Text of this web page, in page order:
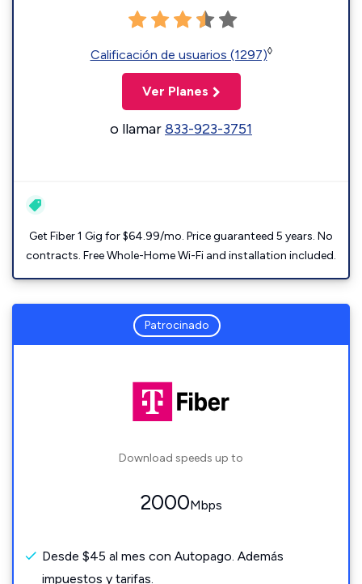
Calificación de usuarios (1297)◊
Ver Planes
o llamar833-923-3751
Get Fiber 1 Gig for $64.99/mo. Price guaranteed 5 years. No
contracts. Free Whole-Home Wi-Fi and installation included.
Patrocinado
Download speeds up to
2000Mbps
Desde $45 al mes con Autopago. Además
impuestos y tarifas.